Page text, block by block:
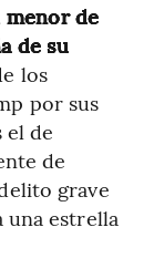
menor de
de su
los
por sus
el de
de
grave
estrella